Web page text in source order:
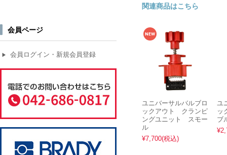
関連商品はこちら
ユニバーサルバルブロ
ックアウト クランピ
ングユニット スモー
ル
¥7,700(税込)
ユ
ッ
ブ
会員ページ
▶ 会員ログイン・新規会員登録